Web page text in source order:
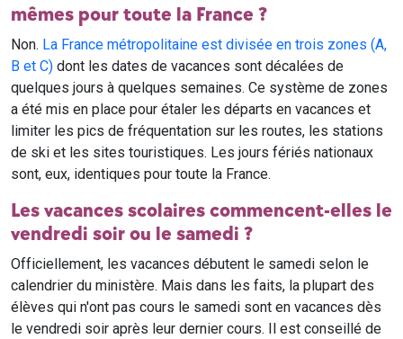
mêmes pour toute la France ?
Non. La France métropolitaine est divisée en trois zones (A,
B et C) dont les dates de vacances sont décalées de
quelques jours à quelques semaines. Ce système de zones
a été mis en place pour étaler les départs en vacances et
limiter les pics de fréquentation sur les routes, les stations
de ski et les sites touristiques. Les jours fériés nationaux
sont, eux, identiques pour toute la France.
Les vacances scolaires commencent-elles le
vendredi soir ou le samedi ?
Officiellement, les vacances débutent le samedi selon le
calendrier du ministère. Mais dans les faits, la plupart des
élèves qui n'ont pas cours le samedi sont en vacances dès
le vendredi soir après leur dernier cours. Il est conseillé de